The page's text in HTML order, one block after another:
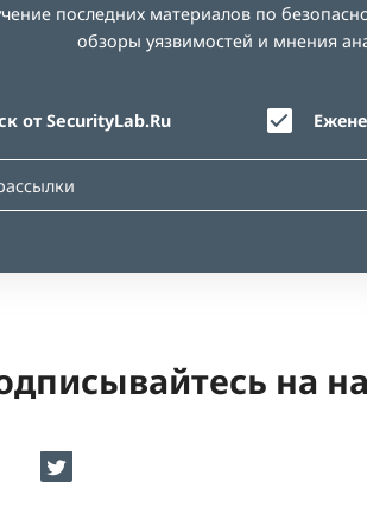
последних материалов по
обзоры уязвимостей и мнения
от SecurityLab.Ru
на